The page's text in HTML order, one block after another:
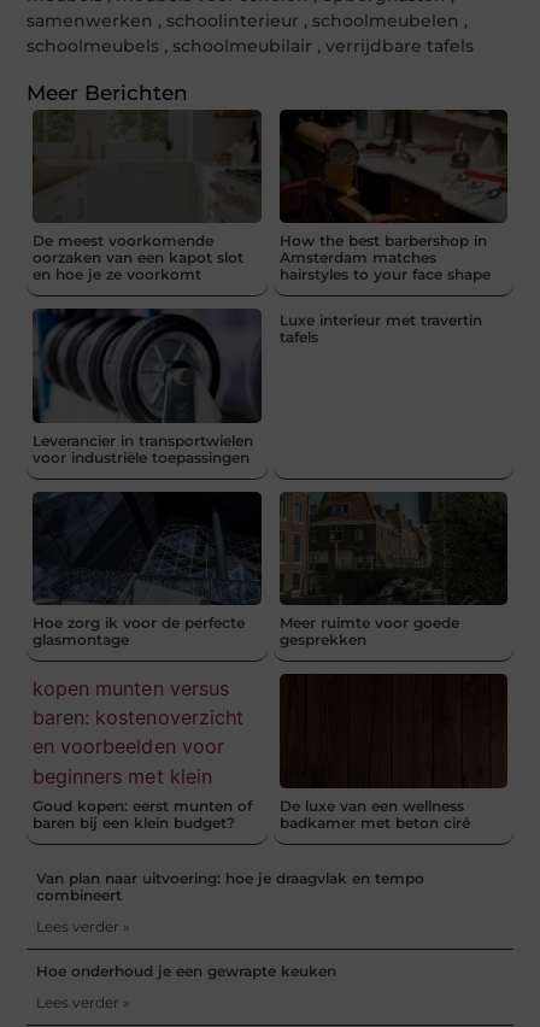
samenwerken , schoolinterieur , schoolmeubelen ,
schoolmeubels , schoolmeubilair ,verrijdbare tafels
Meer Berichten
De meest voorkomende
oorzaken van een kapot slot
en hoe je ze voorkomt
How the best barbershop in
Amsterdam matches
hairstyles to your face shape
Leverancier in transportwielen
voor industriële toepassingen
Luxe interieur met travertin
tafels
Hoe zorg ik voor de perfecte
glasmontage
Meer ruimte voor goede
gesprekken
Goud kopen: eerst munten of
baren bij een klein budget?
De luxe van een wellness
badkamer met beton ciré
Van plan naar uitvoering: hoe je draagvlak en tempo
combineert
Lees verder »
Hoe onderhoud je een gewrapte keuken
Lees verder »